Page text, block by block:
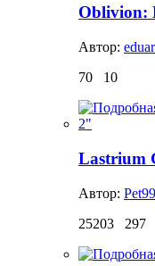
Oblivion:
Автор:
70
10
Lastrium
Автор:
25203
297